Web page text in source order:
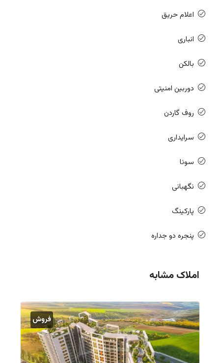
اعلام حریق
انباری
بالکن
دوربین امنیتی
روف گاردن
سرایداری
سونا
نگهبانی
پارکینگ
پنجره دو جداره
املاک مشابه
فروش